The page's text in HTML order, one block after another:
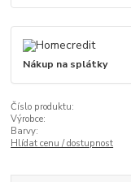
Nákup na splátky
Číslo produktu:
Výrobce:
Barvy:
Hlídat cenu / dostupnost